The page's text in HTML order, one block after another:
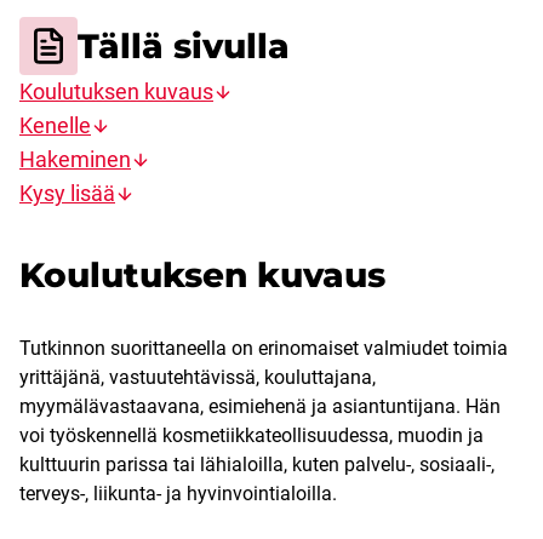
Tällä sivulla
Koulutuksen kuvaus
Kenelle
Hakeminen
Kysy lisää
Koulutuksen kuvaus
Tutkinnon suorittaneella on erinomaiset valmiudet toimia
yrittäjänä, vastuutehtävissä, kouluttajana,
myymälävastaavana, esimiehenä ja asiantuntijana. Hän
voi työskennellä kosmetiikkateollisuudessa, muodin ja
kulttuurin parissa tai lähialoilla, kuten palvelu-, sosiaali-,
terveys-, liikunta- ja hyvinvointialoilla.